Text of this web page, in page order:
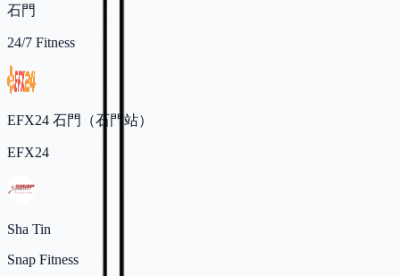
石門
24/7 Fitness
EFX24 石門（石門站）
EFX24
Sha Tin
Snap Fitness